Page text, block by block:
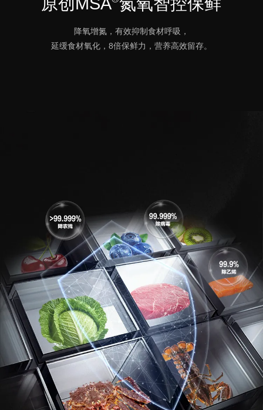
降氧增氮，有效抑制食材呼吸，
延缓食材氧化，8倍保鲜力，营养高效留存。